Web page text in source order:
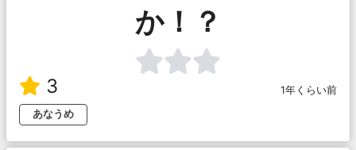
か！？
3
1年くらい前
あなうめ